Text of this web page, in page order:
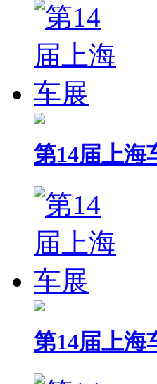
第14届上海
第14届上海